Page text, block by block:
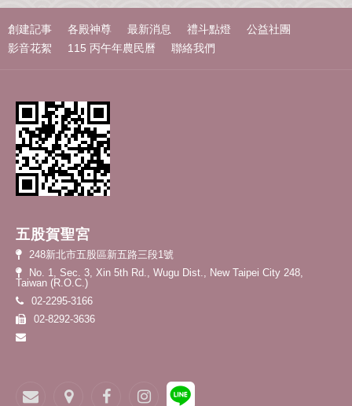
創建記事 各殿神尊 最新消息 禮斗點燈
公益社團
影音花絮
115 丙午年農民曆 聯絡我們
五股賀聖宮
248新北市五股區新五路三段1號
No. 1, Sec. 3, Xin 5th Rd., Wugu Dist., New Taipei City 248,
Taiwan (R.O.C.)
02-2295-3166
02-8292-3636